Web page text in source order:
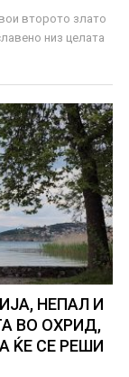
второто злато
низ целата
НЕПАЛ И
ВО ОХРИД,
ЌЕ СЕ РЕШИ